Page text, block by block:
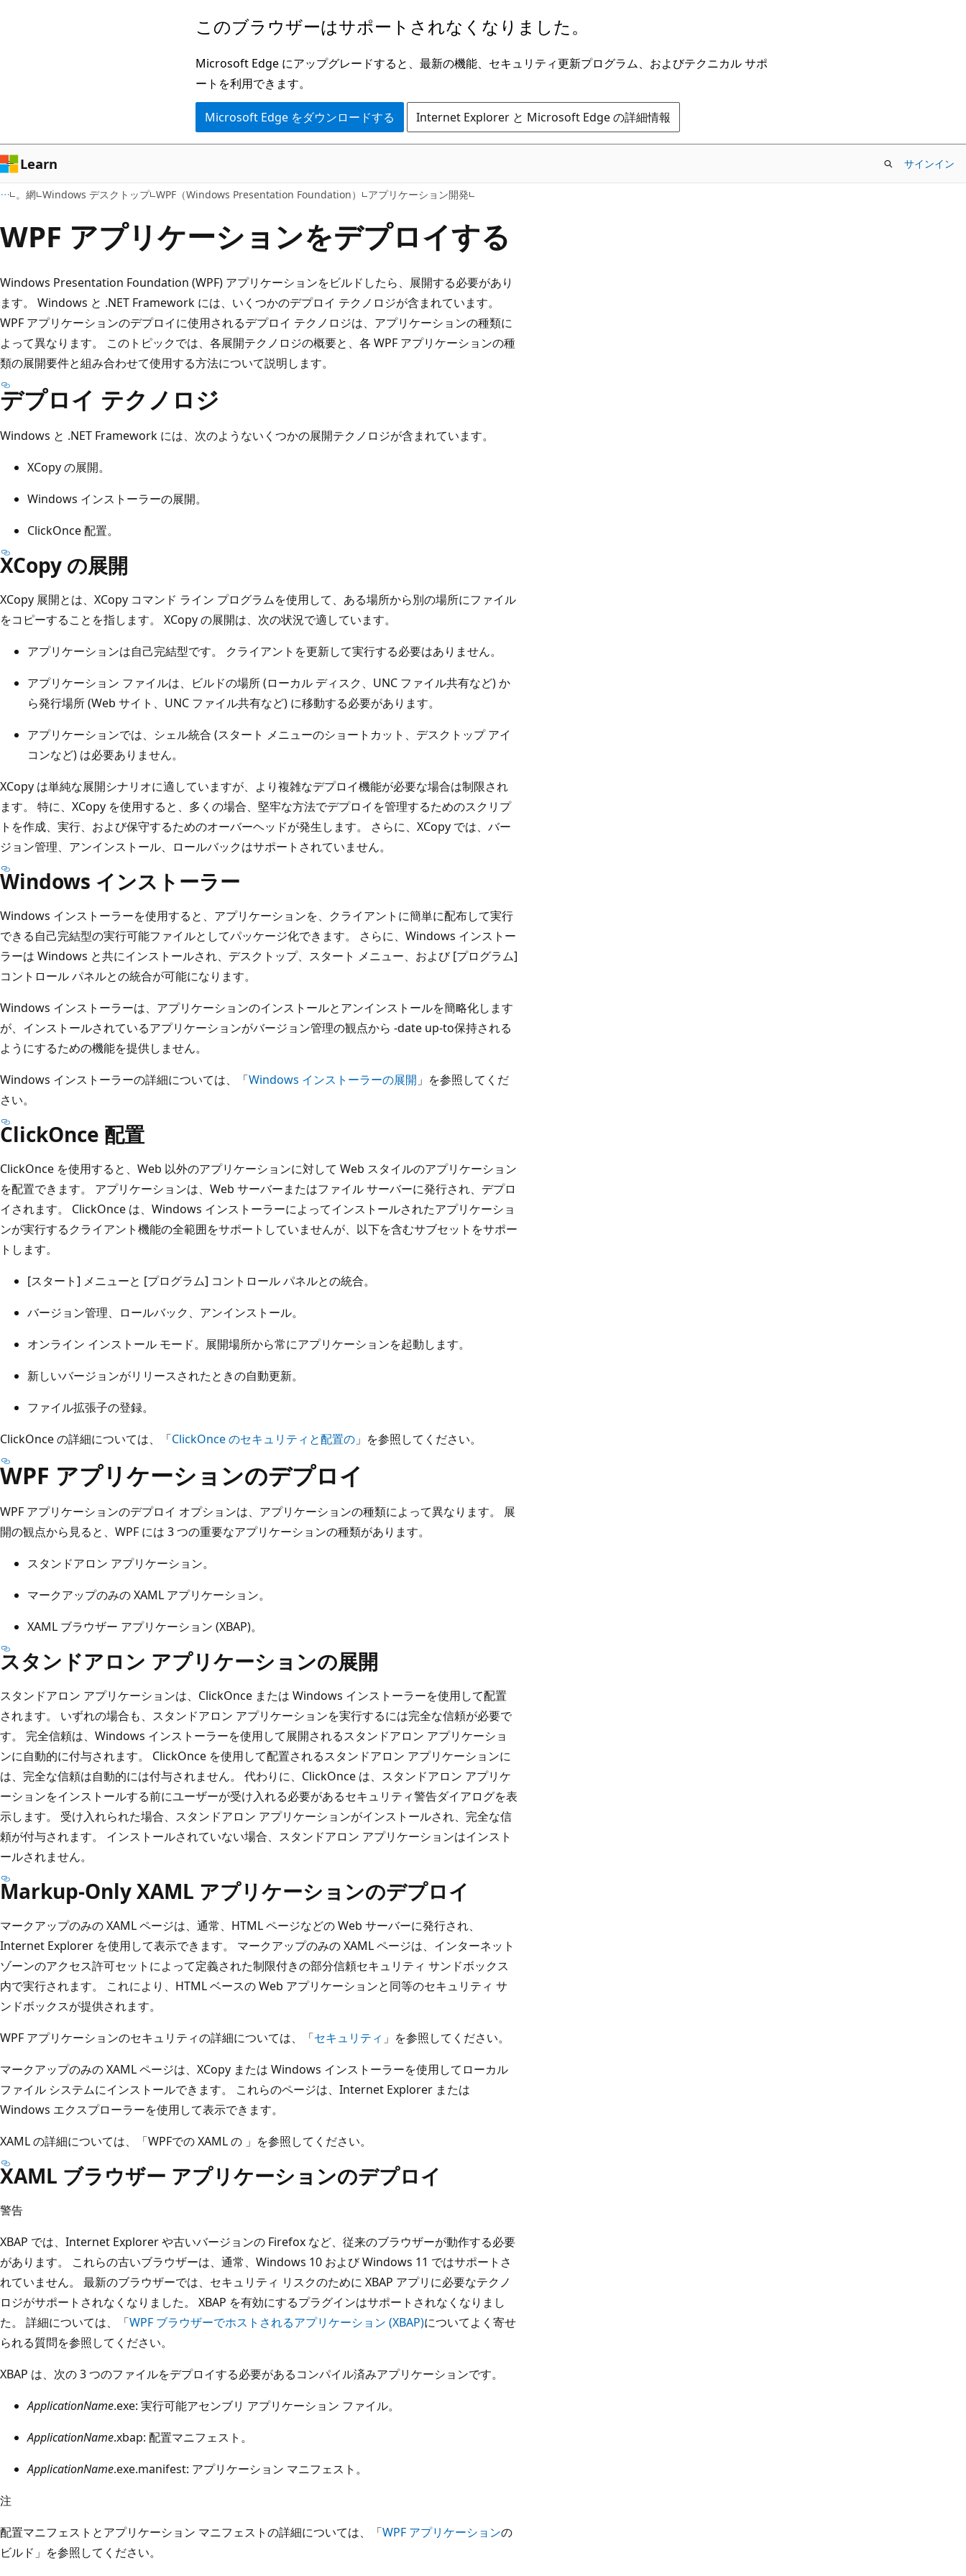
ン
ツ
に
ス
ッ
このブラウザーはサポートされなくなりました。
Microsoft Edge にアップグレードすると、最新の機能、セキュリティ更新プログラム、およびテクニカル サポ
ートを利用できます。
Microsoft Edge をダウンロードする Internet Explorer と Microsoft Edge の詳細情報
Learn サインイン
。網 Windows デスクトップ WPF（Windows Presentation Foundation） アプリケーション開発
WPF アプリケーションをデプロイする
Windows Presentation Foundation (WPF) アプリケーションをビルドしたら、展開する必要があり
ます。 Windows と .NET Framework には、いくつかのデプロイ テクノロジが含まれています。
WPF アプリケーションのデプロイに使用されるデプロイ テクノロジは、アプリケーションの種類に
よって異なります。 このトピックでは、各展開テクノロジの概要と、各 WPF アプリケーションの種
類の展開要件と組み合わせて使用する方法について説明します。
デプロイ テクノロジ
Windows と .NET Framework には、次のようないくつかの展開テクノロジが含まれています。
XCopy の展開。
Windows インストーラーの展開。
ClickOnce 配置。
XCopy の展開
XCopy 展開とは、XCopy コマンド ライン プログラムを使用して、ある場所から別の場所にファイル
をコピーすることを指します。 XCopy の展開は、次の状況で適しています。
アプリケーションは自己完結型です。 クライアントを更新して実行する必要はありません。
アプリケーション ファイルは、ビルドの場所 (ローカル ディスク、UNC ファイル共有など) か
ら発行場所 (Web サイト、UNC ファイル共有など) に移動する必要があります。
アプリケーションでは、シェル統合 (スタート メニューのショートカット、デスクトップ アイ
コンなど) は必要ありません。
XCopy は単純な展開シナリオに適していますが、より複雑なデプロイ機能が必要な場合は制限され
ます。 特に、XCopy を使用すると、多くの場合、堅牢な方法でデプロイを管理するためのスクリプ
トを作成、実行、および保守するためのオーバーヘッドが発生します。 さらに、XCopy では、バー
ジョン管理、アンインストール、ロールバックはサポートされていません。
Windows インストーラー
Windows インストーラーを使用すると、アプリケーションを、クライアントに簡単に配布して実行
できる自己完結型の実行可能ファイルとしてパッケージ化できます。 さらに、Windows インストー
ラーは Windows と共にインストールされ、デスクトップ、スタート メニュー、および [プログラム]
コントロール パネルとの統合が可能になります。
Windows インストーラーは、アプリケーションのインストールとアンインストールを簡略化します
が、インストールされているアプリケーションがバージョン管理の観点から -date up-to保持される
ようにするための機能を提供しません。
Windows インストーラーの詳細については、「Windows インストーラーの展開 」を参照してくだ
さい。
ClickOnce 配置
ClickOnce を使用すると、Web 以外のアプリケーションに対して Web スタイルのアプリケーション
を配置できます。 アプリケーションは、Web サーバーまたはファイル サーバーに発行され、デプロ
イされます。 ClickOnce は、Windows インストーラーによってインストールされたアプリケーショ
ンが実行するクライアント機能の全範囲をサポートしていませんが、以下を含むサブセットをサポー
トします。
[スタート] メニューと [プログラム] コントロール パネルとの統合。
バージョン管理、ロールバック、アンインストール。
オンライン インストール モード。展開場所から常にアプリケーションを起動します。
新しいバージョンがリリースされたときの自動更新。
ファイル拡張子の登録。
ClickOnce の詳細については、「ClickOnce のセキュリティと配置の 」を参照してください。
WPF アプリケーションのデプロイ
WPF アプリケーションのデプロイ オプションは、アプリケーションの種類によって異なります。 展
開の観点から見ると、WPF には 3 つの重要なアプリケーションの種類があります。
スタンドアロン アプリケーション。
マークアップのみの XAML アプリケーション。
XAML ブラウザー アプリケーション (XBAP)。
スタンドアロン アプリケーションの展開
スタンドアロン アプリケーションは、ClickOnce または Windows インストーラーを使用して配置
されます。 いずれの場合も、スタンドアロン アプリケーションを実行するには完全な信頼が必要で
す。 完全信頼は、Windows インストーラーを使用して展開されるスタンドアロン アプリケーショ
ンに自動的に付与されます。 ClickOnce を使用して配置されるスタンドアロン アプリケーションに
は、完全な信頼は自動的には付与されません。 代わりに、ClickOnce は、スタンドアロン アプリケ
ーションをインストールする前にユーザーが受け入れる必要があるセキュリティ警告ダイアログを表
示します。 受け入れられた場合、スタンドアロン アプリケーションがインストールされ、完全な信
頼が付与されます。 インストールされていない場合、スタンドアロン アプリケーションはインスト
ールされません。
Markup-Only XAML アプリケーションのデプロイ
マークアップのみの XAML ページは、通常、HTML ページなどの Web サーバーに発行され、
Internet Explorer を使用して表示できます。 マークアップのみの XAML ページは、インターネット
ゾーンのアクセス許可セットによって定義された制限付きの部分信頼セキュリティ サンドボックス
内で実行されます。 これにより、HTML ベースの Web アプリケーションと同等のセキュリティ サ
ンドボックスが提供されます。
WPF アプリケーションのセキュリティの詳細については、「セキュリティ 」を参照してください。
マークアップのみの XAML ページは、XCopy または Windows インストーラーを使用してローカル
ファイル システムにインストールできます。 これらのページは、Internet Explorer または
Windows エクスプローラーを使用して表示できます。
XAML の詳細については、「WPFでの XAML の 」を参照してください。
XAML ブラウザー アプリケーションのデプロイ
警告
XBAP では、Internet Explorer や古いバージョンの Firefox など、従来のブラウザーが動作する必要
があります。 これらの古いブラウザーは、通常、Windows 10 および Windows 11 ではサポートさ
れていません。 最新のブラウザーでは、セキュリティ リスクのために XBAP アプリに必要なテクノ
ロジがサポートされなくなりました。 XBAP を有効にするプラグインはサポートされなくなりまし
た。 詳細については、「WPF ブラウザーでホストされるアプリケーション (XBAP)についてよく寄せ
られる質問を参照してください。
XBAP は、次の 3 つのファイルをデプロイする必要があるコンパイル済みアプリケーションです。
ApplicationName.exe: 実行可能アセンブリ アプリケーション ファイル。
ApplicationName.xbap: 配置マニフェスト。
ApplicationName.exe.manifest: アプリケーション マニフェスト。
注
配置マニフェストとアプリケーション マニフェストの詳細については、「WPF アプリケーションの
ビルド」を参照してください。